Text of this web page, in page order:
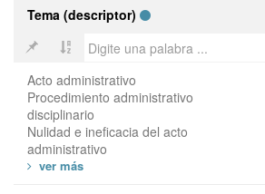
Tema (descriptor)
Acto administrativo
Procedimiento administrativo
disciplinario
Nulidad e ineficacia del acto
administrativo